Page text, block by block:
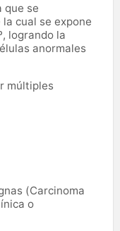
que se
la cual se expone
logrando la
anormales
múltiples
(Carcinoma
o